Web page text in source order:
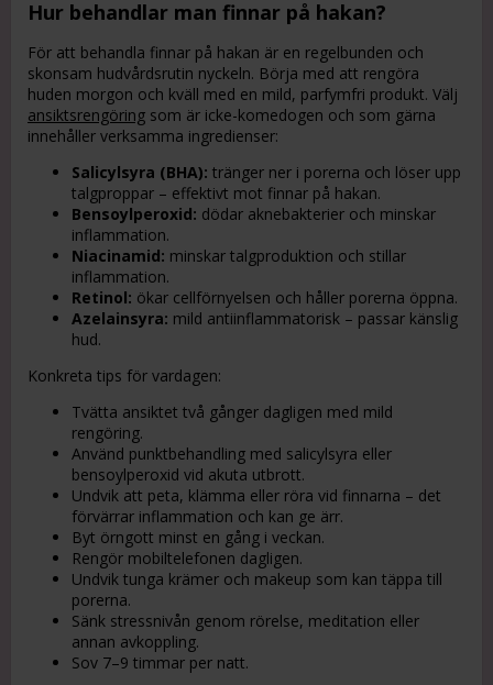
Hur behandlar man finnar på hakan?
För att behandla finnar på hakan är en regelbunden och
skonsam hudvårdsrutin nyckeln. Börja med att rengöra
huden morgon och kväll med en mild, parfymfri produkt. Välj
ansiktsrengöring som är icke-komedogen och som gärna
innehåller verksamma ingredienser:
Salicylsyra (BHA): tränger ner i porerna och löser upp
talgproppar – effektivt mot finnar på hakan.
Bensoylperoxid: dödar aknebakterier och minskar
inflammation.
Niacinamid: minskar talgproduktion och stillar
inflammation.
Retinol: ökar cellförnyelsen och håller porerna öppna.
Azelainsyra: mild antiinflammatorisk – passar känslig
hud.
Konkreta tips för vardagen:
Tvätta ansiktet två gånger dagligen med mild
rengöring.
Använd punktbehandling med salicylsyra eller
bensoylperoxid vid akuta utbrott.
Undvik att peta, klämma eller röra vid finnarna – det
förvärrar inflammation och kan ge ärr.
Byt örngott minst en gång i veckan.
Rengör mobiltelefonen dagligen.
Undvik tunga krämer och makeup som kan täppa till
porerna.
Sänk stressnivån genom rörelse, meditation eller
annan avkoppling.
Sov 7–9 timmar per natt.